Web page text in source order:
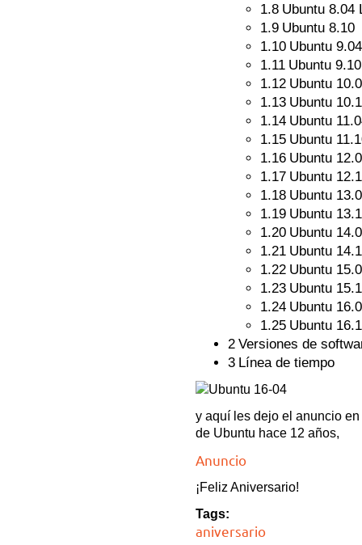
1.8 Ubuntu 8.04
1.9 Ubuntu 8.10
1.10 Ubuntu 9.04
1.11 Ubuntu 9.10
1.12 Ubuntu
1.13 Ubuntu
1.14 Ubuntu
1.15 Ubuntu
1.16 Ubuntu
1.17 Ubuntu
1.18 Ubuntu
1.19 Ubuntu
1.20 Ubuntu
1.21 Ubuntu
1.22 Ubuntu
1.23 Ubuntu
1.24 Ubuntu
1.25 Ubuntu
2 Versiones de
3 Línea de tiempo
y aquí les dejo el anuncio
de Ubuntu hace 12 años,
Anuncio
¡Feliz Aniversario!
Tags:
aniversario